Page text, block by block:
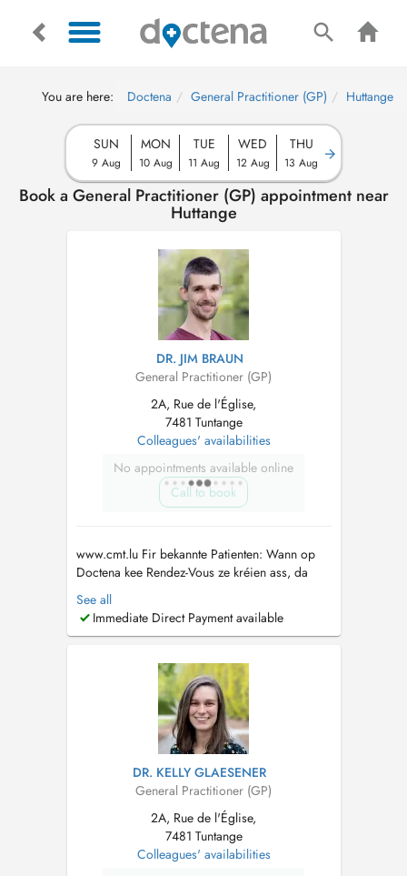
You are here: Doctena General Practitioner (GP) Huttange
SUN
9 Aug
MON
10 Aug
TUE
11 Aug
WED
12 Aug
THU
13 Aug
Book a General Practitioner (GP) appointment near
Huttange
DR. JIM BRAUN
General Practitioner (GP)
2A, Rue de l'Église,
7481 Tuntange
Colleagues' availabilities
No appointments available online
Call to book
www.cmt.lu Fir bekannte Patienten: Wann op
Doctena kee Rendez-Vous ze kréien ass, da
rufft eis gären un. Pour patients connus: Si
vous ne trouvez pas de rendez-vous sur
Doctena, n'hésitez pas de nous appeler....
See all
Immediate Direct Payment available
DR. KELLY GLAESENER
General Practitioner (GP)
2A, Rue de l'Église,
7481 Tuntange
Colleagues' availabilities